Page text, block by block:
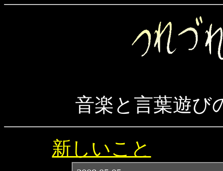
音楽と言葉遊び
新しいこと